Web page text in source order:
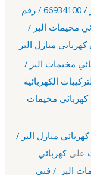
فني كهربائي منازل البر كهربائي مخيمات البر / 66934100 / رقم
مخيمات البر /
/ رقم كهربائي مخيمات البر /
الكهربائية
البر / 66629504 / رقم كهربائي مخيمات
البر / 66559972 / فني كهربائي منازل البر /
علىكهربائي
مخيمات البر / فني